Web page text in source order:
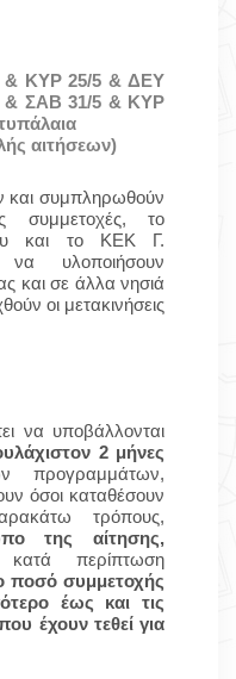
ΚΥΡ 25/5 & ΔΕΥ
& ΣΑΒ 31/5 & ΚΥΡ
αιτήσεων)
και συμπληρωθούν
συμμετοχές, το
και το ΚΕΚ Γ.
να υλοποιήσουν
και σε άλλα νησιά
οι μετακινήσεις
να υποβάλλονται
2 μήνες
προγραμμάτων,
όσοι καταθέσουν
τρόπους,
της αίτησης,
περίπτωση
ποσό συμμετοχής
έως και τις
έχουν τεθεί για